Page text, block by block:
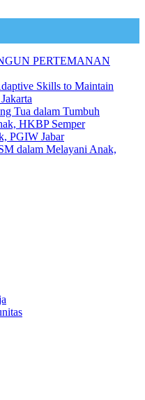
PERTEMANAN
Skills to Maintain
Tua dalam Tumbuh
HKBP Semper
PGIW Jabar
dalam Melayani Anak,